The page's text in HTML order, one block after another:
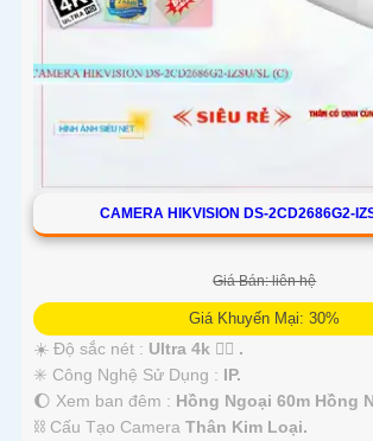
CAMERA HIKVISION DS-2CD2686G2-
Giá Bán: liên hệ
Giá Khuyến Mại: 30%
☀️ Độ sắc nét : Ultra 4k 👍🏾 .
✳️ Công Nghệ Sử Dụng : IP.
🌔 Xem ban đêm : Hồng Ngoại 60m Hồng
⛓ Cấu Tạo Camera Thân Kim Loại.